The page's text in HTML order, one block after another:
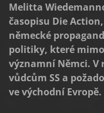
Melitta
časopisu Die
německé
politiky, které
významní Němci. V
vůdcům SS a
ve východní Evropě.